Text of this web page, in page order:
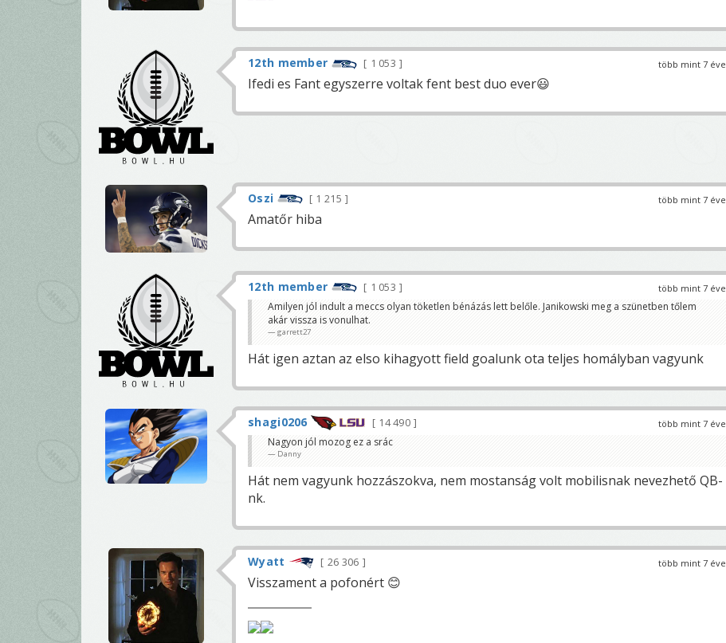
több mint 7 éve
12th member 1 053
Ifedi es Fant egyszerre voltak fent best duo ever😃
több mint 7 éve
Oszi 1 215
Amatőr hiba
több mint 7 éve
12th member
1 053
Amilyen jól indult a meccs olyan töketlen bénázás lett belőle. Janikowski meg a szünetben tőlem
akár vissza is vonulhat.
garrett27
Hát igen aztan az elso kihagyott field goalunk ota teljes homályban vagyunk
több mint 7 éve
shagi0206
14 490
Nagyon jól mozog ez a srác
Danny
Hát nem vagyunk hozzászokva, nem mostanság volt mobilisnak nevezhető QB-
nk.
több mint 7 éve
Wyatt 26 306
Visszament a pofonért 😊